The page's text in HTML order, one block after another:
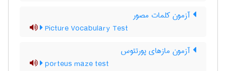
آزمون کلمات مصور
Picture Vocabulary Test
آزمون مازهای پورتئوس
porteus maze test